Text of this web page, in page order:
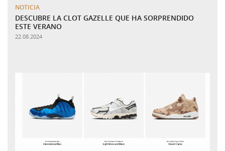
NOTICIA
DESCUBRE LA CLOT GAZELLE QUE HA SORPRENDIDO
ESTE VERANO
22.08.2024